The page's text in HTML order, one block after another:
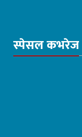
स्पेसल कभरेज